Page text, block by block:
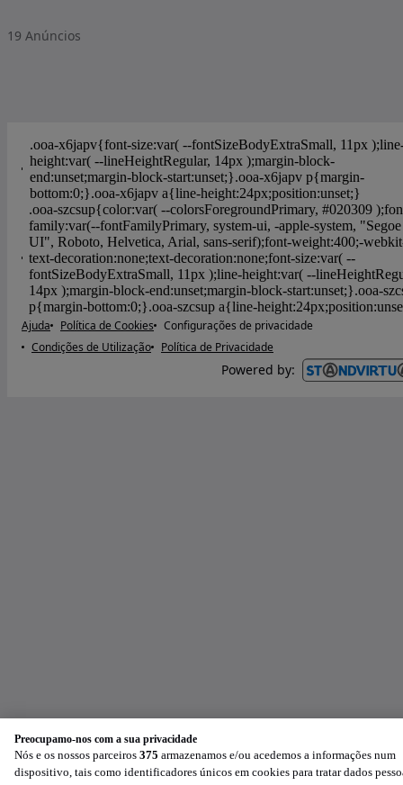
19 Anúncios
Ajuda Política de Cookies
Configurações de privacidade
Condições de Utilização
Política de Privacidade
Powered by:
Preocupamo-nos com a sua privacidade
Nós e os nossos parceiros 375 armazenamos e/ou acedemos a informações num
dispositivo, tais como identificadores únicos em cookies para tratar dados